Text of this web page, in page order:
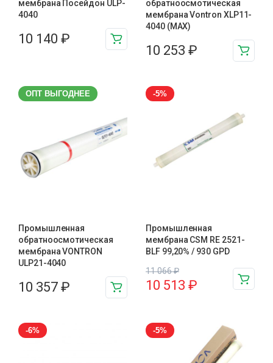
мембрана Посейдон ULP-
4040
10 140 ₽
обратноосмотическая
мембрана Vontron XLP11-
4040 (MAX)
10 253 ₽
ОПТ ВЫГОДНЕЕ
Промышленная
обратноосмотическая
мембрана VONTRON
ULP21-4040
10 357 ₽
-5%
Промышленная
мембрана CSM RE 2521-
BLF 99,20% / 930 GPD
11 066₽
10 513 ₽
-6% -5%